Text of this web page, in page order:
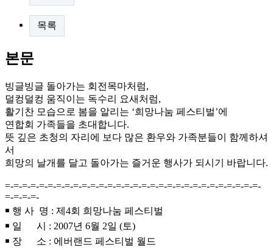
목록
본문
빙글빙글 돌아가는 회전목마처럼,
덜컹덜컹 움직이는 독수리 요새처럼,
활기찬 모습으로 봄을 알리는 ‘희망나눔 페스티벌’에
연합회 가족들을 초대합니다.
뜻 깊은 초청의 자리에 보다 많은 환우와 가족분들이 함께하셔
서
희망의 날개를 달고 돌아가는 즐거운 행사가 되시기 바랍니다.
=-=-=-=-=-=-=-=-=-=-=-=-=-=-=-=-=-=-=-=-=-=-=-=-=-=-=-=-=-=-
=-=-=-=-
￭ 행 사 명 : 제4회 희망나눔 페스티벌
￭ 일 시 : 2007년 6월 2일 (토)
￭ 장 소 : 에버랜드 페스티벌 월드